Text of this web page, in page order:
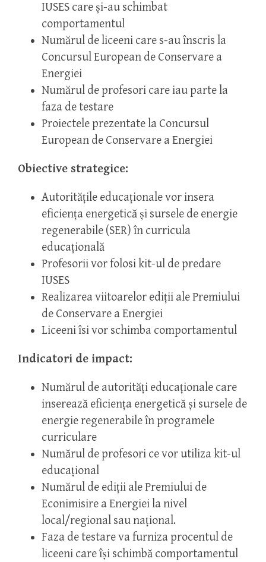
IUSES care și-au schimbat
comportamentul
Numărul de liceeni care s-au înscris la
Concursul European de Conservare a
Energiei
Numărul de profesori care iau parte la
faza de testare
Proiectele prezentate la Concursul
European de Conservare a Energiei
Obiective strategice:
Autoritățile educaționale vor insera
eficiența energetică și sursele de energie
regenerabile (SER) în curricula
educațională
Profesorii vor folosi kit-ul de predare
IUSES
Realizarea viitoarelor ediții ale Premiului
de Conservare a Energiei
Liceeni îsi vor schimba comportamentul
Indicatori de impact:
Numărul de autorități educaționale care
inserează eficiența energetică și sursele de
energie regenerabile în programele
curriculare
Numărul de profesori ce vor utiliza kit-ul
educațional
Numărul de ediții ale Premiului de
Econimisire a Energiei la nivel
local/regional sau național.
Faza de testare va furniza procentul de
liceeni care își schimbă comportamentul